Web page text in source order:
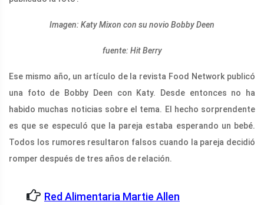
Imagen: Katy Mixon con su novio Bobby Deen
fuente: Hit Berry
Ese mismo año, un artículo de la revista Food Network publicó
una foto de Bobby Deen con Katy. Desde entonces no ha
habido muchas noticias sobre el tema. El hecho sorprendente
es que se especuló que la pareja estaba esperando un bebé.
Todos los rumores resultaron falsos cuando la pareja decidió
romper después de tres años de relación.
Red Alimentaria Martie Allen